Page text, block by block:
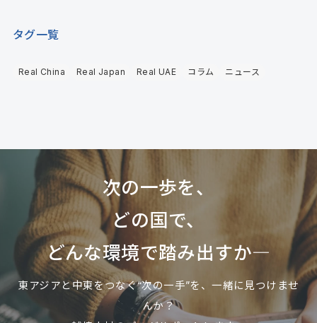
タグ一覧
Real China Real Japan Real UAE コラム ニュース
次の一歩を、
どの国で、
どんな環境で踏み出すか―
東アジアと中東をつなぐ“次の一手”を、一緒に見つけませ
んか？